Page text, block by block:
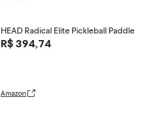
HEAD Radical Elite Pickleball Paddle
R$ 394,74
Amazon